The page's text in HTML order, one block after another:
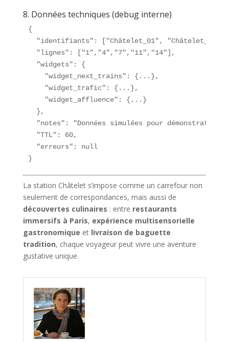
8. Données techniques (debug interne)
{
"identifiants": ["Châtelet_01",
  "lignes": ["1","4","7","11","14"],
  "widgets": {
    "widget_next_trains": {...},
    "widget_trafic": {...},
    "widget_affluence": {...}
  },
  "notes": "Données simulées pour démonstration",
  "TTL": 60,
  "erreurs": null
}
La station Châtelet s’impose comme un carrefour non
seulement de correspondances, mais aussi de
découvertes culinaires : entre restaurants
immersifs à Paris, expérience multisensorielle
gastronomique et livraison de baguette
tradition, chaque voyageur peut vivre une aventure
gustative unique.